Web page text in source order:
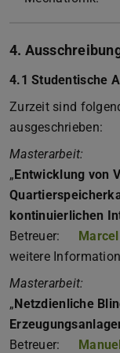
4.
4.1 Studentische
Zurzeit sind
ausgeschrieben:
Masterarbeit:
„ Entwicklung von
kontinuierlichen
Betreuer:
weitere
Masterarbeit:
„ Netzdienliche
Betreuer: